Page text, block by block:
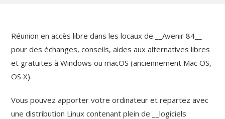
Réunion en accès libre dans les locaux de __Avenir 84__
pour des échanges, conseils, aides aux alternatives libres
et gratuites à Windows ou macOS (anciennement Mac OS,
OS X).
Vous pouvez apporter votre ordinateur et repartez avec
une distribution Linux contenant plein de __logiciels